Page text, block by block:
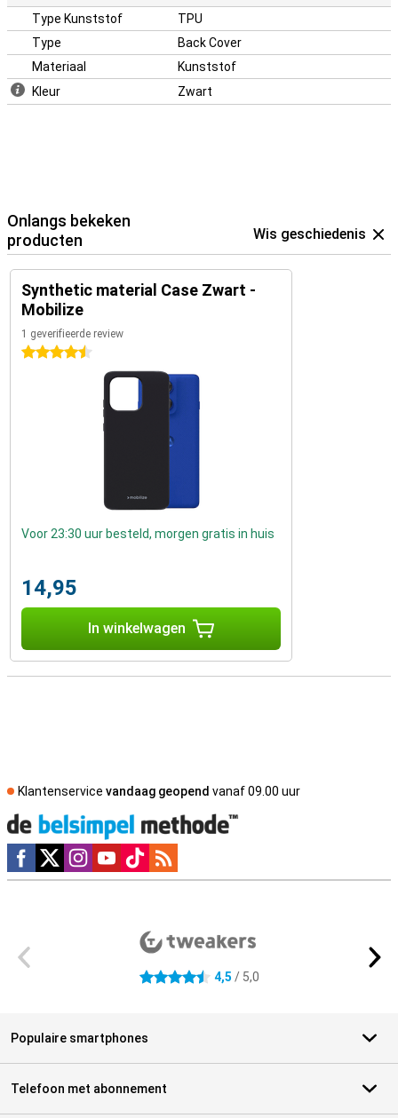
Type Kunststof
TPU
Type
Back Cover
Materiaal
Kunststof
Kleur
Zwart
Onlangs bekeken
producten
Wis geschiedenis
Synthetic material Case Zwart -
Mobilize
1 geverifieerde review
4.5 sterren
Voor 23:30 uur besteld, morgen gratis in huis
14,95
In winkelwagen
Klantenservice vandaag geopend vanaf 09.00 uur
Social media
4.5 sterren 4,5 / 5,0
Populaire smartphones
Telefoon met abonnement